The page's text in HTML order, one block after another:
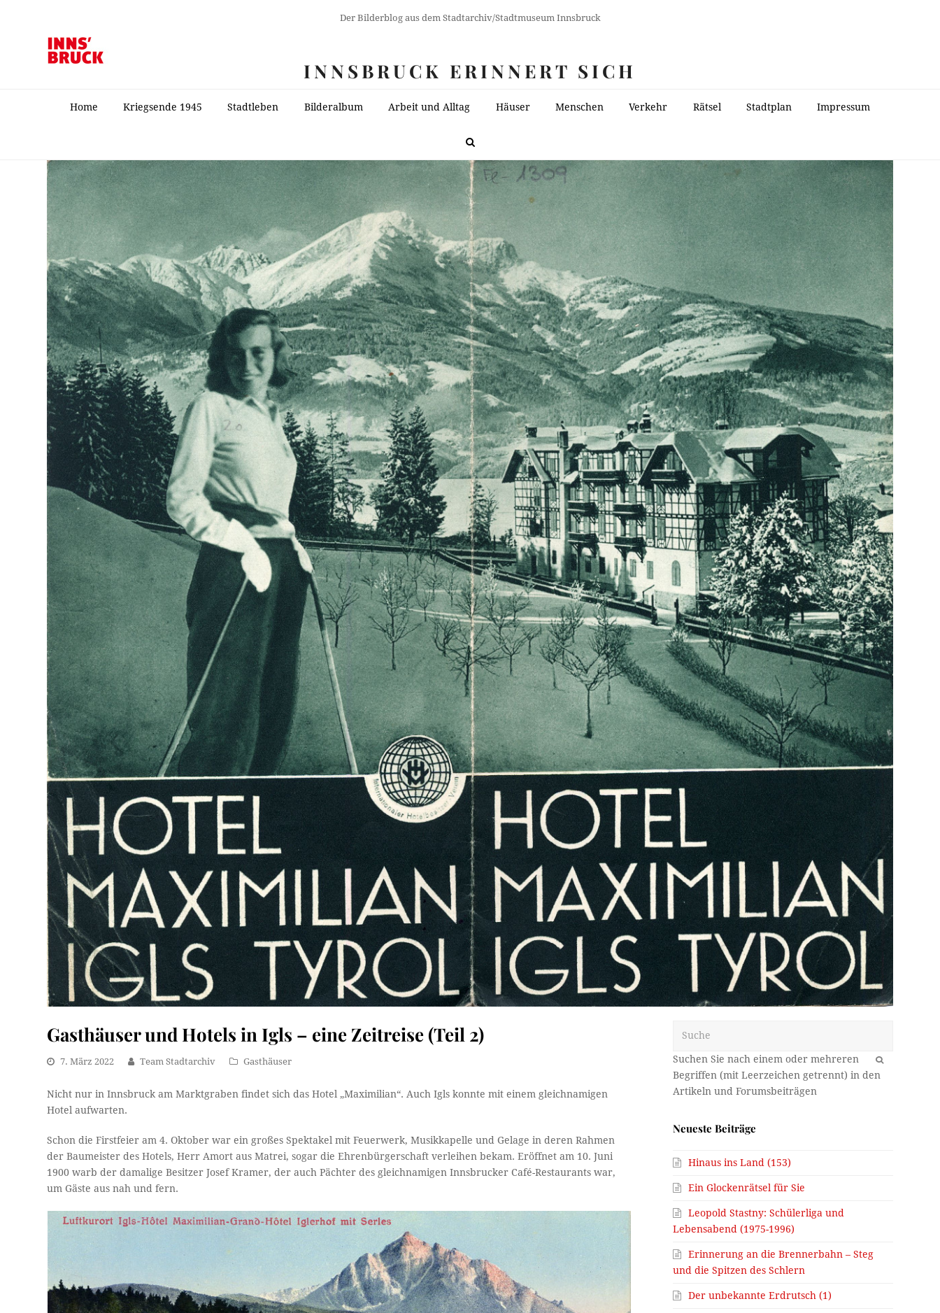
Der Bilderblog aus dem Stadtarchiv/Stadtmuseum Innsbruck
INNSBRUCK ERINNERT SICH
Home Kriegsende 1945 Stadtleben Bilderalbum Arbeit und Alltag Häuser Menschen Verkehr Rätsel Stadtplan Impressum
Gasthäuser und Hotels in Igls – eine Zeitreise (Teil 2)
7. März 2022 Team Stadtarchiv Gasthäuser
Nicht nur in Innsbruck am Marktgraben findet sich das Hotel „Maximilian“. Auch Igls konnte mit einem gleichnamigen
Hotel aufwarten.
Schon die Firstfeier am 4. Oktober war ein großes Spektakel mit Feuerwerk, Musikkapelle und Gelage in deren Rahmen
der Baumeister des Hotels, Herr Amort aus Matrei, sogar die Ehrenbürgerschaft verleihen bekam. Eröffnet am 10. Juni
1900 warb der damalige Besitzer Josef Kramer, der auch Pächter des gleichnamigen Innsbrucker Café-Restaurants war,
um Gäste aus nah und fern.
OK
Neueste Beiträge
Hinaus ins Land (153)
Ein Glockenrätsel für Sie
Leopold Stastny: Schülerliga und
Lebensabend (1975-1996)
Erinnerung an die Brennerbahn – Steg
und die Spitzen des Schlern
Der unbekannte Erdrutsch (1)